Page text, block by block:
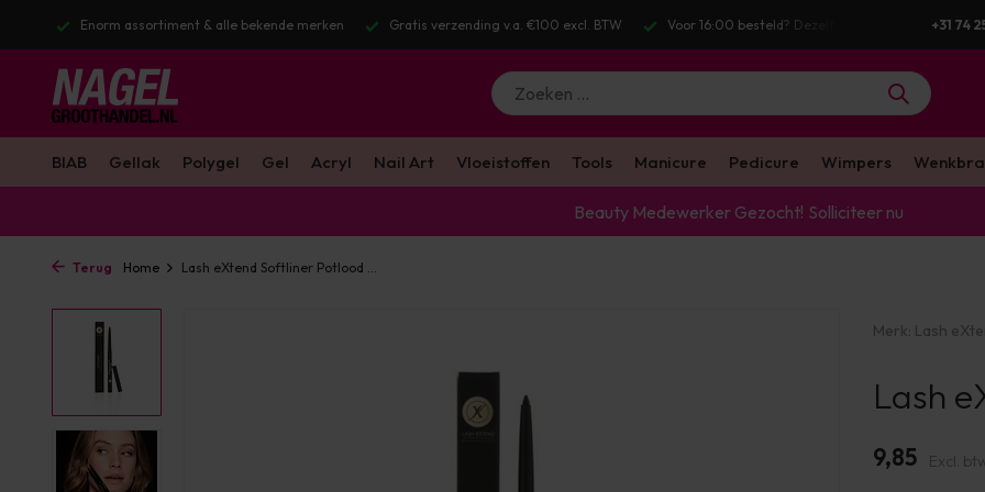
Enorm assortiment & alle bekende merken Gratis verzending v.a. €100 excl. BTW Voor 16:00 besteld? Dezelfde werkdag verstuurd
+31 74
BIAB Gellak Polygel Gel Acryl Nail Art Vloeistoffen Tools Manicure Pedicure Wimpers
Beauty Medewerker Gezocht! Solliciteer nu
Terug Home Lash eXtend Softliner Potlood ...
Merk: Lash
Lash
9,85 Excl.